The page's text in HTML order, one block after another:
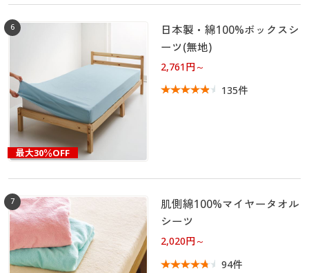
6
最大30％OFF
日本製・綿100%ボックスシ
ーツ(無地)
2,761円～
135件
7
肌側綿100%マイヤータオル
シーツ
2,020円～
94件